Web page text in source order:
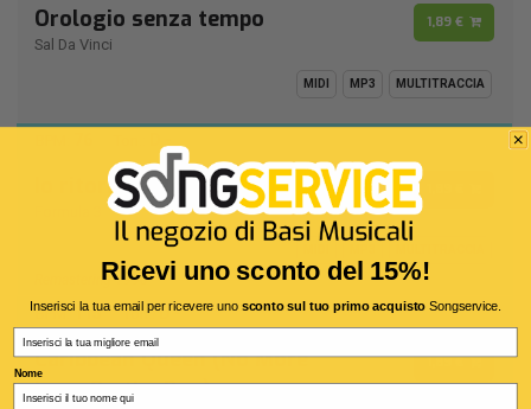
Orologio senza tempo
Sal Da Vinci
1,89 €
MIDI MP3 MULTITRACCIA
Io ritorno solo
Remastering 1990
BPM:115 Ton.:D -
Caribbean Queen (No More
Love On the Run)
1,89 €
Ricevi uno sconto del 15%!
Inserisci la tua email per ricevere uno sconto sul tuo primo acquistoSongservice.
Nome